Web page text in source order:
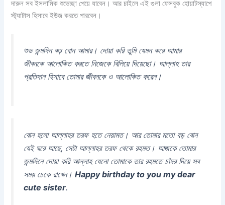
দারুন সব ইসলামিক শুভেচ্ছা পেয়ে যাবেন। আর চাইলে এই গুলা ফেসবুক হোয়াটস্যাপে
স্ট্যাটাস হিসাবে ইউজ করতে পারবেন।
শুভ জন্মদিন বড় বোন আমার। দোয়া করি তুমি যেমন করে আমার
জীবনকে আলোকিত করতে নিজেকে বিলিয়ে দিয়েছো। আল্লাহ তার
প্রতিদান হিসাবে তোমার জীবনকে ও আলোকিত করেন।
বোন হলো আল্লাহর তরফ হতে নেয়ামত। আর তোমার মতো বড় বোন
যেই ঘরে আছে, সেটা আল্লাহর তরফ থেকে রহমত। আজকে তোমার
জন্মদিনে দোয়া করি আল্লাহ যেনো তোমাকে তার রহমতে চাঁদর দিয়ে সব
সময় ঢেকে রাখেন।Happy birthday to you my dear
cute sister.